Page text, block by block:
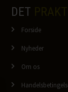
DET
Forside
Nyheder
Om os